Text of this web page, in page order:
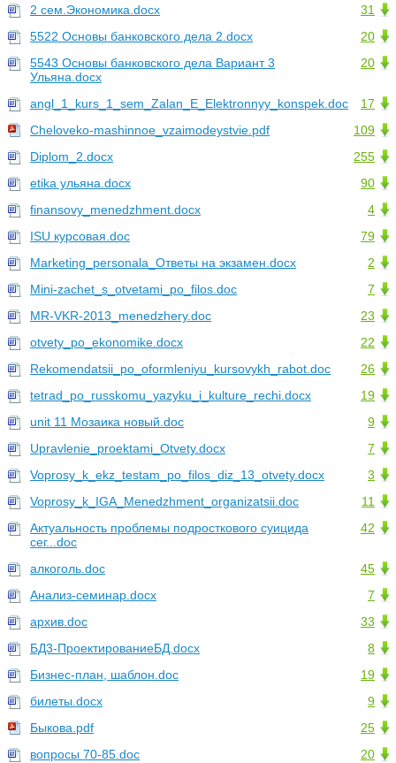
31
2 сем.Экономика.docx
20
5522 Основы банковского дела 2.docx
20
5543 Основы банковского дела Вариант 3
Ульяна.docx
17
angl_1_kurs_1_sem_Zalan_E_Elektronnyy_konspek.doc
109
Cheloveko-mashinnoe_vzaimodeystvie.pdf
255
Diplom_2.docx
90
etika ульяна.docx
4
finansovy_menedzhment.docx
79
ISU курсовая.doc
2
Marketing_personala_Ответы на экзамен.docx
7
Mini-zachet_s_otvetami_po_filos.doc
23
MR-VKR-2013_menedzhery.doc
22
otvety_po_ekonomike.docx
26
Rekomendatsii_po_oformleniyu_kursovykh_rabot.doc
19
tetrad_po_russkomu_yazyku_i_kulture_rechi.docx
9
unit 11 Mозаика новый.doc
7
Upravlenie_proektami_Otvety.docx
3
Voprosy_k_ekz_testam_po_filos_diz_13_otvety.docx
11
Voprosy_k_IGA_Menedzhment_organizatsii.doc
42
Актуальность проблемы подросткового суицида
сег...doc
45
алкоголь.doc
7
Анализ-семинар.docx
33
архив.doc
8
БД3-ПроектированиеБД.docx
19
Бизнес-план, шаблон.doc
9
билеты.docx
25
Быкова.pdf
20
вопросы 70-85.doc